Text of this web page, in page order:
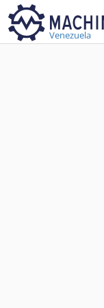
Venezuela